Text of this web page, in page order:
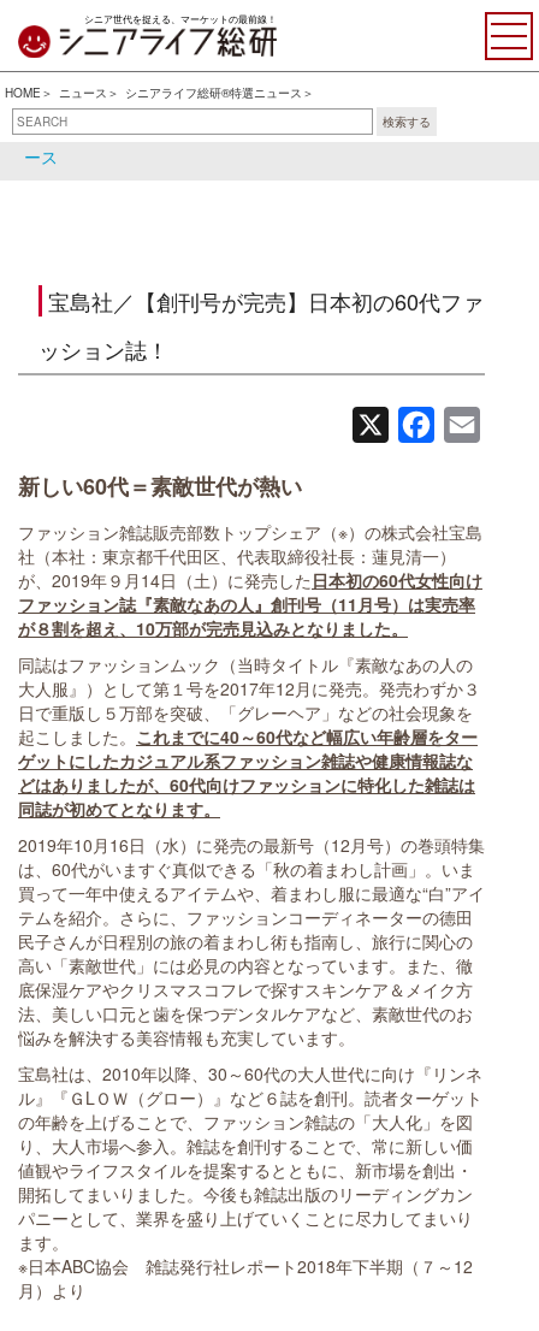
シニア世代を捉える、マーケットの最前線！
HOME ニュース
シニアライフ総研®特選ニュース
検索する
シニアライフ総研®特選ニュ
ース
シニア関連ニュース
宝島社／【創刊号が完売】日本初の60代ファ
ッション誌！
Facebook
新しい60代＝素敵世代が熱い
ファッション雑誌販売部数トップシェア（※）の株式会社宝島
社（本社：東京都千代田区、代表取締役社長：蓮見清一）
が、2019年９月14日（土）に発売した 日本初の60代女性向け
ファッション誌『素敵なあの人』創刊号（11月号）は実売率
が８割を超え、10万部が完売見込みとなりました。
同誌はファッションムック（当時タイトル『素敵なあの人の
大人服』）として第１号を2017年12月に発売。発売わずか３
日で重版し５万部を突破、「グレーヘア」などの社会現象を
起こしました。 これまでに40～60代など幅広い年齢層をター
ゲットにしたカジュアル系ファッション雑誌や健康情報誌な
どはありましたが、60代向けファッションに特化した雑誌は
同誌が初めてとなります。
2019年10月16日（水）に発売の最新号（12月号）の巻頭特集
は、60代がいますぐ真似できる「秋の着まわし計画」。いま
買って一年中使えるアイテムや、着まわし服に最適な“白”アイ
テムを紹介。さらに、ファッションコーディネーターの德田
民子さんが日程別の旅の着まわし術も指南し、旅行に関心の
高い「素敵世代」には必見の内容となっています。また、徹
底保湿ケアやクリスマスコフレで探すスキンケア＆メイク方
法、美しい口元と歯を保つデンタルケアなど、素敵世代のお
悩みを解決する美容情報も充実しています。
宝島社は、2010年以降、30～60代の大人世代に向け『リンネ
ル』『ＧLＯＷ（グロー）』など６誌を創刊。読者ターゲット
の年齢を上げることで、ファッション雑誌の「大人化」を図
り、大人市場へ参入。雑誌を創刊することで、常に新しい価
値観やライフスタイルを提案するとともに、新市場を創出・
開拓してまいりました。今後も雑誌出版のリーディングカン
パニーとして、業界を盛り上げていくことに尽力してまいり
ます。
※日本ABC協会 雑誌発行社レポート2018年下半期（７～12
月）より